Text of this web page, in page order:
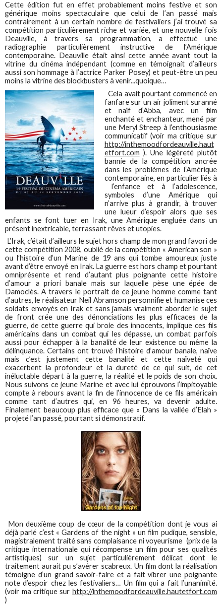
Cette édition fut en effet probablement moins festive et son
générique moins spectaculaire que celui de l’an passé mais
contrairement à un certain nombre de festivaliers j’ai trouvé sa
compétition particulièrement riche et variée, et une nouvelle fois
Deauville, à travers sa programmation, a effectué une
radiographie particulièrement instructive de l’Amérique
contemporaine. Deauville était ainsi cette année avant tout la
vitrine du cinéma indépendant (comme en témoignait d’ailleurs
aussi son hommage à l’actrice Parker Posey) et peut-être un peu
moins la vitrine des blockbusters à venir...quoique…
Cela avait pourtant commencé en
fanfare sur un air joliment suranné
et naïf d’Abba, avec un film
enchanté et enchanteur, mené par
une Meryl Streep à l’enthousiasme
communicatif (voir ma critique sur
http://inthemoodfordeauville.haut
etfort.com ). Une légèreté plutôt
bannie de la compétition ancrée
dans les problèmes de l’Amérique
contemporaine, en particulier liés à
l’enfance et à l’adolescence,
symboles d’une Amérique qui
n’arrive plus à grandir, à trouver
une lueur d’espoir alors que ses
enfants se font tuer en Irak, une Amérique engluée dans un
présent inextricable, terrassant rêves et utopies.
L’Irak, c’était d’ailleurs le sujet hors champ de mon grand favori de
cette compétition 2008, oublié de la compétition « American son »
ou l’histoire d’un Marine de 19 ans qui tombe amoureux juste
avant d’être envoyé en Irak. La guerre est hors champ et pourtant
omniprésente et rend d’autant plus poignante cette histoire
d’amour a priori banale mais sur laquelle pèse une épée de
Damoclès. A travers le portrait de ce jeune homme comme tant
d’autres, le réalisateur Neil Abramson personnifie et humanise ces
soldats envoyés en Irak et sans jamais vraiment aborder le sujet
de front crée une des dénonciations les plus efficaces de la
guerre, de cette guerre qui broie des innocents, implique ces fils
américains dans un combat qui les dépasse, un combat parfois
aussi pour échapper à la banalité de leur existence ou même la
délinquance. Certains ont trouvé l’histoire d’amour banale, naïve
mais c’est justement cette banalité et cette naïveté qui
exacerbent la profondeur et la dureté de ce qui suit, de cet
inéluctable départ à la guerre, la réalité et le poids de son choix.
Nous suivons ce jeune Marine et avec lui éprouvons l’impitoyable
compte à rebours avant la fin de l’innocence de ce fils américain
comme tant d’autres qui, en 96 heures, va devenir adulte.
Finalement beaucoup plus efficace que « Dans la vallée d’Elah »
projeté l’an passé, pourtant si démonstratif.
Mon deuxième coup de cœur de la compétition dont je vous ai
déjà parlé c’est « Gardens of the night » un film pudique, sensible,
magistralement traité sans complaisance ni voyeurisme (prix de la
critique internationale qui récompense un film pour ses qualités
artistiques) sur un sujet particulièrement délicat dont le
traitement aurait pu s’avérer scabreux. Un film dont la réalisation
témoigne d’un grand savoir-faire et a fait vibrer une poignante
note d’espoir chez les festivaliers… Un film qui a fait l’unanimité.
(voir ma critique sur http://inthemoodfordeauville.hautetfort.com
)